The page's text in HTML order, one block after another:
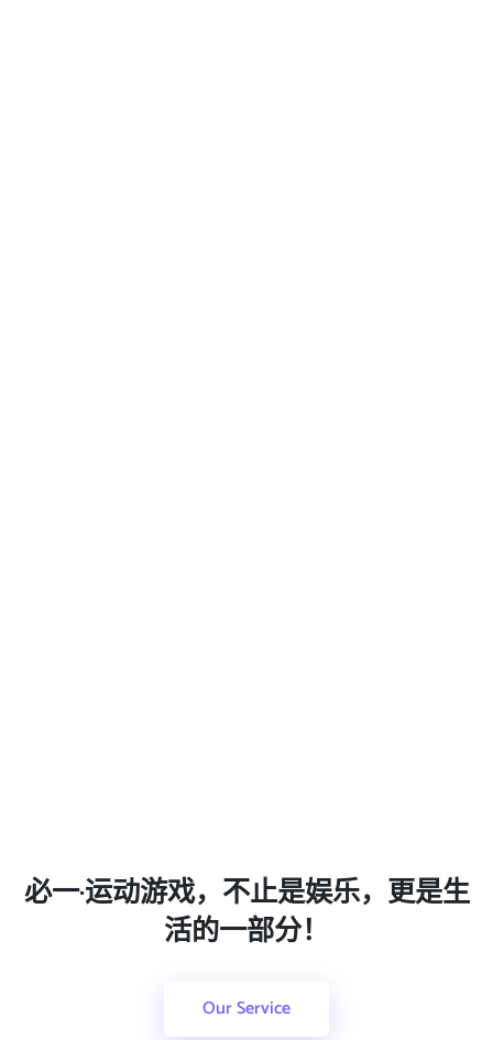
必一·运动游戏，不止是娱乐，更是生
活的一部分！
Our Service